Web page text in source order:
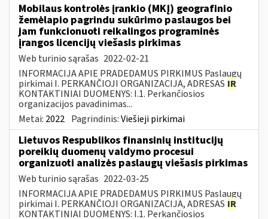
Mobilaus kontrolės įrankio (MKĮ) geografinio
žemėlapio pagrindu sukūrimo paslaugos bei
jam funkcionuoti reikalingos programinės
įrangos licencijų viešasis pirkimas
Web turinio sąrašas 2022-02-21
INFORMACIJA APIE PRADEDAMUS PIRKIMUS Paslaugų
pirkimai I. PERKANČIOJI ORGANIZACIJA, ADRESAS IR
KONTAKTINIAI DUOMENYS: I.1. Perkančiosios
organizacijos pavadinimas...
Metai: 2022 Pagrindinis:Viešieji pirkimai
Lietuvos Respublikos finansinių institucijų
poreikių duomenų valdymo procesui
organizuoti analizės paslaugų viešasis pirkimas
Web turinio sąrašas 2022-03-25
INFORMACIJA APIE PRADEDAMUS PIRKIMUS Paslaugų
pirkimai I. PERKANČIOJI ORGANIZACIJA, ADRESAS IR
KONTAKTINIAI DUOMENYS: I.1. Perkančiosios